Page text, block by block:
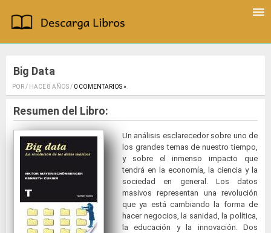
Big Data
POR / HACE 8 AÑOS / 0 COMENTARIOS ».
Resumen del Libro:
Un análisis esclarecedor sobre uno de
los grandes temas de nuestro tiempo,
y sobre el inmenso impacto que
tendrá en la economía, la ciencia y la
sociedad en general. Los datos
masivos representan una revolución
que ya está cambiando la forma de
hacer negocios, la sanidad, la política,
la educación y la innovación. Dos